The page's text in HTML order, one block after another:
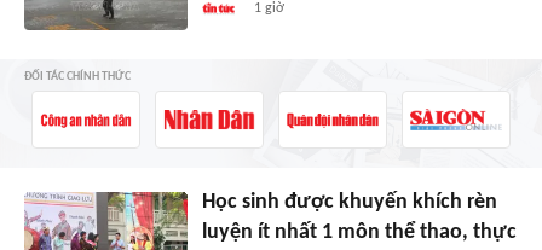
1 giờ
ĐỐI TÁC CHÍNH THỨC
Học sinh được khuyến khích rèn
luyện ít nhất 1 môn thể thao, thực